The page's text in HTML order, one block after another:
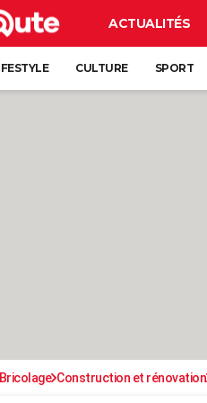
ACTUALITÉS
CULTURE SPORT
Construction et rénovation